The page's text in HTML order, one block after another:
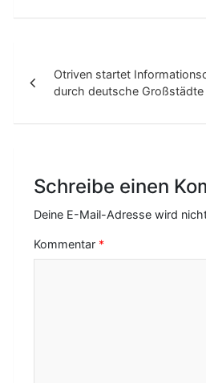
Otriven startet
durch deutsche
Schreibe einen
Deine E-Mail-Adresse wird
Kommentar *